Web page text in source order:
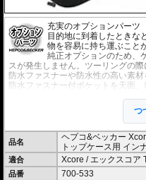
充実のオプションパーツ
目的地に到着したときな
物を容易に持ち運ぶこと
純正オプションのため、
スが発生しません。ツーリングの
防水ファスナーや防水性の高い素
防水ファスナー付ポケットを天面
つ
品名
ヘプコ&ベッカー
トップケース用 イン
適合 Xcore / エックスコア
品番 700-533